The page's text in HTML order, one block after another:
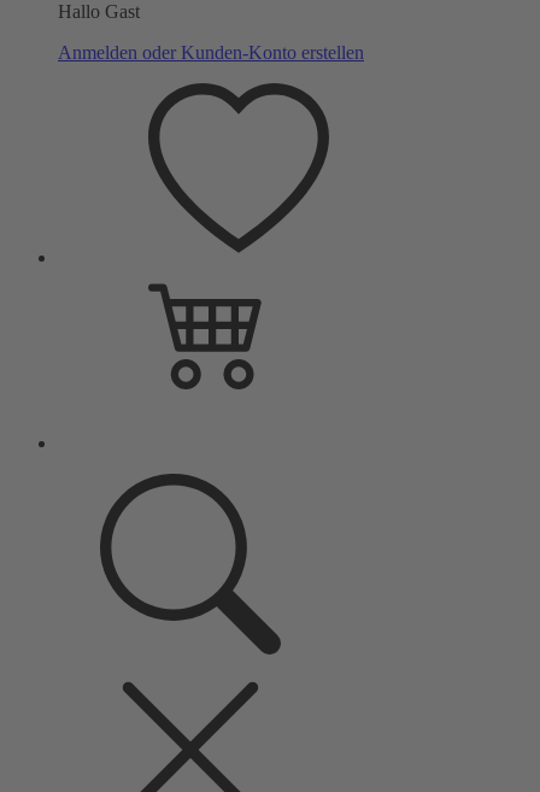
Hallo Gast
Anmelden oder Kunden-Konto erstellen